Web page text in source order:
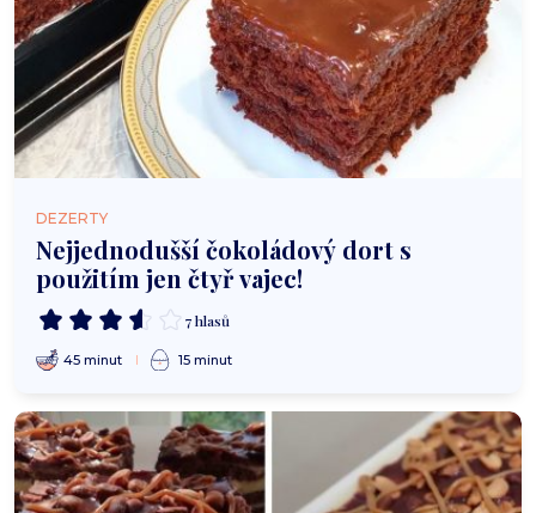
DEZERTY
Nejjednodušší čokoládový dort s
použitím jen čtyř vajec!
7 hlasů
45 minut 15 minut